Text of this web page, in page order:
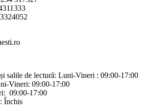
salile de lectură: Luni-Vineri : 09:00-17:00
Vineri: 09:00-17:00
09:00-17:00
Închis